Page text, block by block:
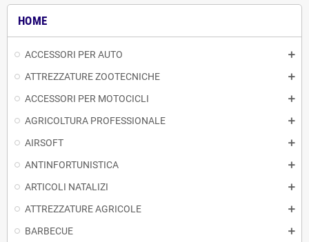
HOME
ACCESSORI PER AUTO
ATTREZZATURE ZOOTECNICHE
ACCESSORI PER MOTOCICLI
AGRICOLTURA PROFESSIONALE
AIRSOFT
ANTINFORTUNISTICA
ARTICOLI NATALIZI
ATTREZZATURE AGRICOLE
BARBECUE